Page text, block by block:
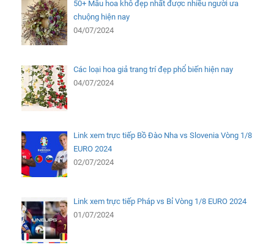
50+ Mẫu hoa khô đẹp nhất được nhiều người ưa
chuộng hiện nay
04/07/2024
Các loại hoa giả trang trí đẹp phổ biến hiện nay
04/07/2024
Link xem trực tiếp Bồ Đào Nha vs Slovenia Vòng 1/8
EURO 2024
02/07/2024
Link xem trực tiếp Pháp vs Bỉ Vòng 1/8 EURO 2024
01/07/2024